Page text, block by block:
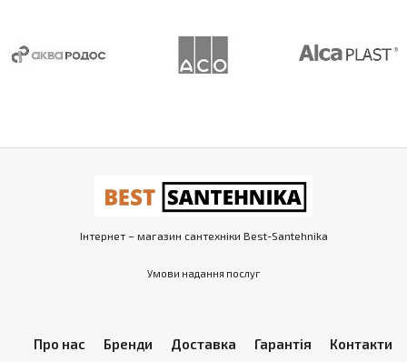
Інтернет – магазин сантехніки Best-Santehnika
Умови надання послуг
Про нас Бренди Доставка Гарантія Контакти